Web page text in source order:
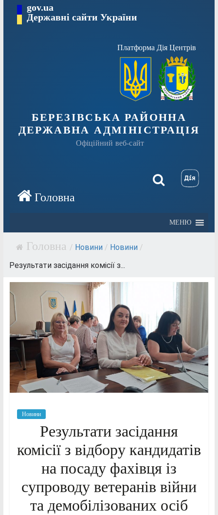
Перейтиgov.ua
Державні сайти України
Платформа Дія Центрів
БЕРЕЗІВСЬКА РАЙОННА
ДЕРЖАВНА АДМІНІСТРАЦІЯ
Офіційний веб-сайт
МЕНЮ
/ Новини / Новини /
Результати засідання комісії з...
Новини
Результати засідання
комісії з відбору кандидатів
на посаду фахівця із
супроводу ветеранів війни
та демобілізованих осіб